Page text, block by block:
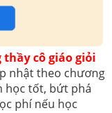
thầy cô giáo giỏi
nhật theo chương
học tốt, bứt phá
phí nếu học